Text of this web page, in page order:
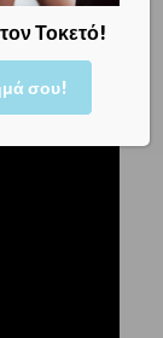
Τοκετό!
σου!